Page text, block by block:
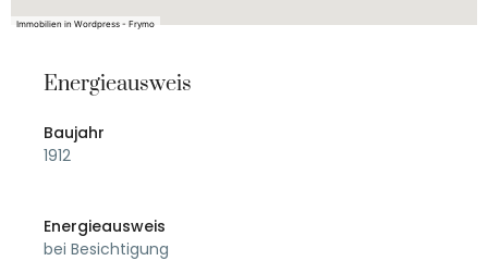
Immobilien in Wordpress - Frymo
Energieausweis
Baujahr
1912
Energieausweis
bei Besichtigung